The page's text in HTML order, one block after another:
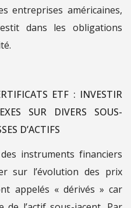
entreprises américaines,
dans les obligations
ETF : INVESTIR
SUR DIVERS SOUS-
D’ACTIFS
instruments financiers
sur l’évolution des prix
appelés « dérivés » car